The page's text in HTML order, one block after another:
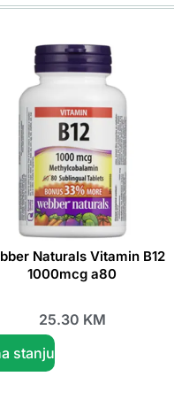
Naturals Vitamin B12
1000mcg a80
25.30 KM
stanju